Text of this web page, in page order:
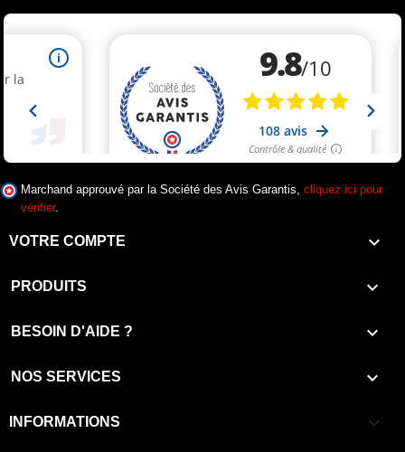
Marchand approuvé par la Société des Avis Garantis, cliquez ici pour
vérifier.
VOTRE COMPTE 
PRODUITS 
BESOIN D'AIDE ? 
NOS SERVICES 
INFORMATIONS keyboard_arrow_down